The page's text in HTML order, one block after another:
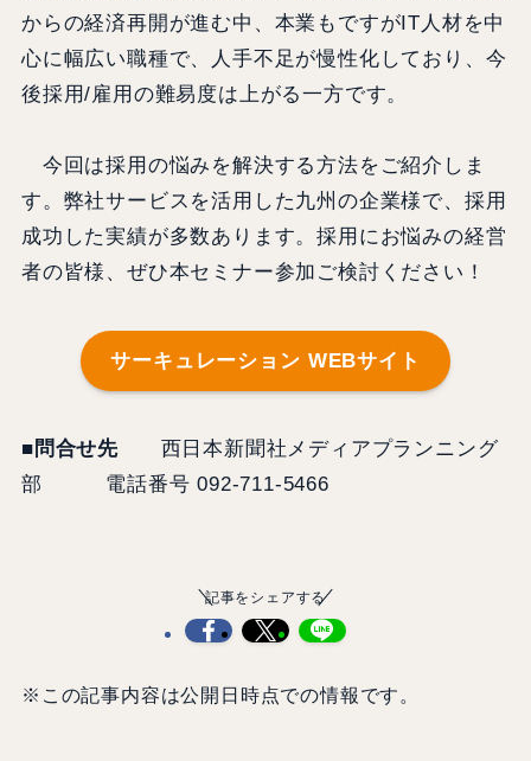
からの経済再開が進む中、本業もですがIT人材を中
心に幅広い職種で、人手不足が慢性化しており、今
後採用/雇用の難易度は上がる一方です。
今回は採用の悩みを解決する方法をご紹介しま
す。弊社サービスを活用した九州の企業様で、採用
成功した実績が多数あります。採用にお悩みの経営
者の皆様、ぜひ本セミナー参加ご検討ください！
サーキュレーション WEBサイト
■問合せ先西日本新聞社メディアプランニング
部 電話番号 092‐711‐5466
記事をシェアする
※この記事内容は公開日時点での情報です。